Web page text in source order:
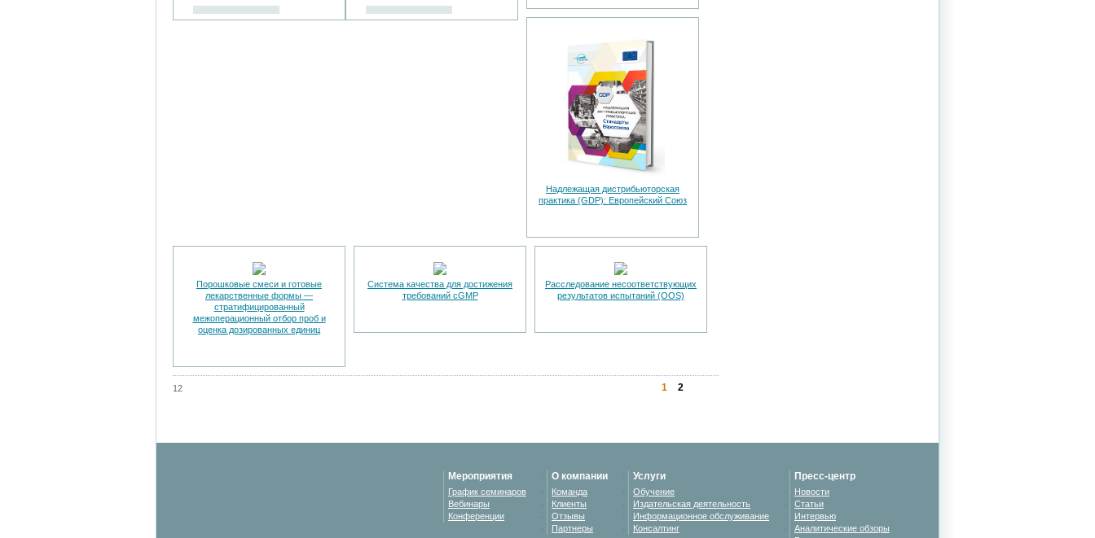
Надлежащая дистрибьюторская
практика (GDP): Европейский Союз
Порошковые смеси и готовые
лекарственные формы —
стратифицированный
межоперационный отбор проб и
оценка дозированных единиц
Система качества для достижения
требований cGMP
Расследование несоответствующих
результатов испытаний (OOS)
1 2
12
Мероприятия
График семинаров
Вебинары
Конференции
О компании
Команда
Клиенты
Отзывы
Партнеры
Услуги
Обучение
Издательская деятельность
Информационное обслуживание
Консалтинг
Пресс-центр
Новости
Статьи
Интервью
Аналитические обзоры